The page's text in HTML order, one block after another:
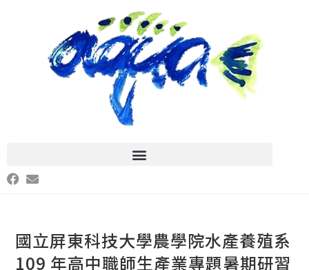
國立屏東科技大學農學院水產養殖系
109 年高中職師生產業專題暑期研習